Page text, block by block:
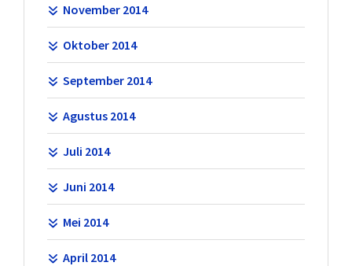
November 2014
Oktober 2014
September 2014
Agustus 2014
Juli 2014
Juni 2014
Mei 2014
April 2014